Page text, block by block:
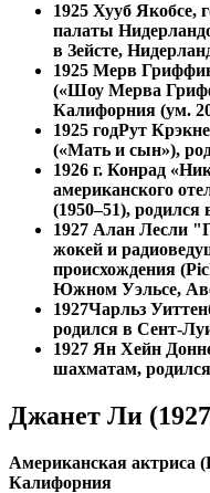
1925 Хууб Якобсе,
палаты
в Зейсте,
1925 Мерв
(«Шоу Мерва
Калифорния (ум.
1925 годРут
(«Мать и сын»),
1926 г. Конрад
американского
(1950–51), родился
1927 Алан Лесли
жокей и
происхождения
Южном Уэльсе,
1927Чарльз
родился в Сент-
1927 Ян Хейн
шахматам,
Джанет Ли
Американская актриса
Калифорния